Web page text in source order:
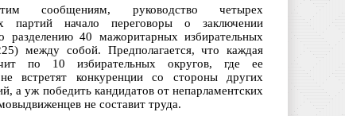
сообщениям, руководство четырех
партий начало переговоры о заключении
разделению 40 мажоритарных избирательных
между собой. Предполагается, что каждая
по 10 избирательных округов, где ее
встретят конкуренции со стороны других
а уж победить кандидатов от непарламентских
не составит труда.